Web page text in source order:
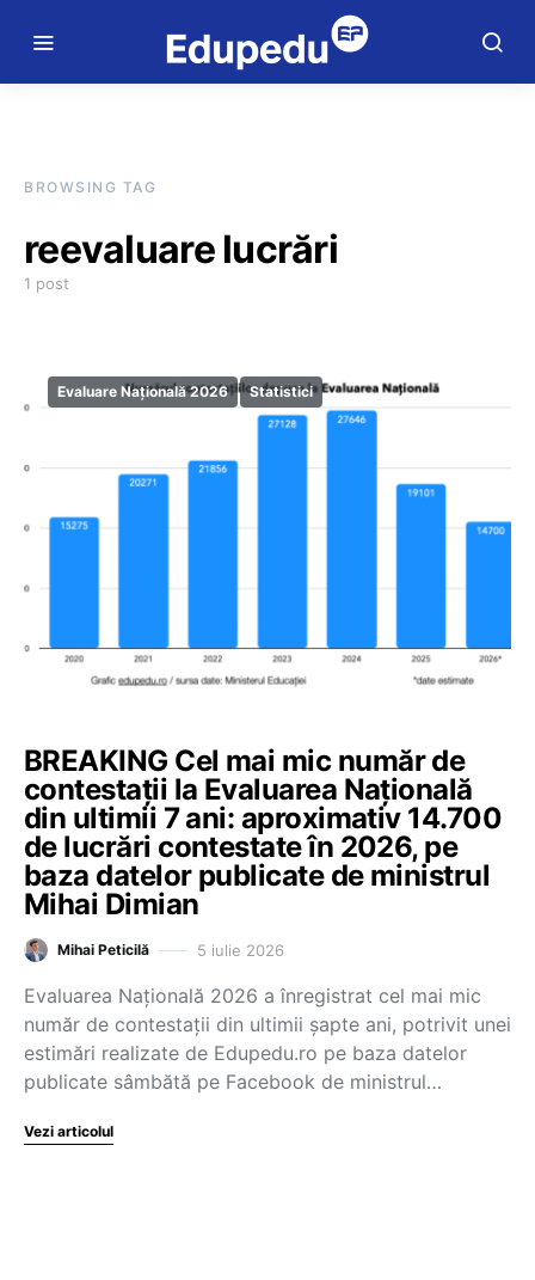
BROWSING TAG
reevaluare lucrări
1 post
Evaluare Națională 2026 Statistici
BREAKING Cel mai mic număr de
contestații la Evaluarea Națională
din ultimii 7 ani: aproximativ 14.700
de lucrări contestate în 2026, pe
baza datelor publicate de ministrul
Mihai Dimian
Mihai Peticilă 5 iulie 2026
Evaluarea Națională 2026 a înregistrat cel mai mic
număr de contestații din ultimii șapte ani, potrivit unei
estimări realizate de Edupedu.ro pe baza datelor
publicate sâmbătă pe Facebook de ministrul…
Vezi articolul